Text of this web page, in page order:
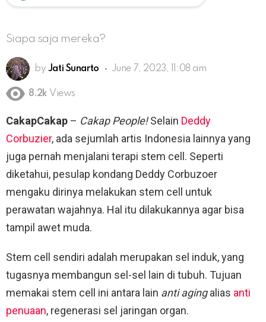
Siapa saja mereka?
by Jati Sunarto June 7, 2023, 11:08 am
8.2k Views
CakapCakap – Cakap People!Selain Deddy
Corbuzier, ada sejumlah artis Indonesia lainnya yang
juga pernah menjalani terapi stem cell. Seperti
diketahui, pesulap kondang Deddy Corbuzoer
mengaku dirinya melakukan stem cell untuk
perawatan wajahnya. Hal itu dilakukannya agar bisa
tampil awet muda.
Stem cell sendiri adalah merupakan sel induk, yang
tugasnya membangun sel-sel lain di tubuh. Tujuan
memakai stem cell ini antara lain anti agingalias anti
penuaan, regenerasi sel jaringan organ.